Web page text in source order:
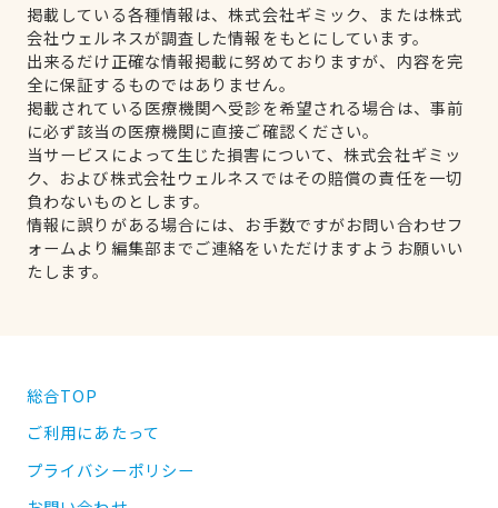
掲載している各種情報は、株式会社ギミック、または株式
会社ウェルネスが調査した情報をもとにしています。
出来るだけ正確な情報掲載に努めておりますが、内容を完
全に保証するものではありません。
掲載されている医療機関へ受診を希望される場合は、事前
に必ず該当の医療機関に直接ご確認ください。
当サービスによって生じた損害について、株式会社ギミッ
ク、および株式会社ウェルネスではその賠償の責任を一切
負わないものとします。
情報に誤りがある場合には、お手数ですがお問い合わせフ
ォームより編集部までご連絡をいただけますようお願いい
たします。
総合TOP
ご利用にあたって
プライバシーポリシー